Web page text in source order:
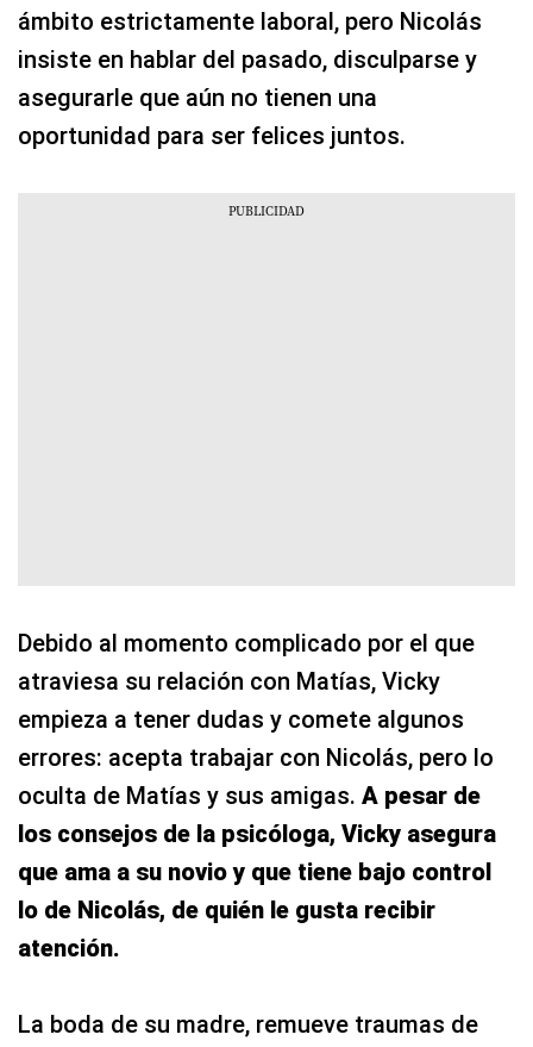
ámbito estrictamente laboral, pero Nicolás
insiste en hablar del pasado, disculparse y
asegurarle que aún no tienen una
oportunidad para ser felices juntos.
Debido al momento complicado por el que
atraviesa su relación con Matías, Vicky
empieza a tener dudas y comete algunos
errores: acepta trabajar con Nicolás, pero lo
oculta de Matías y sus amigas. A pesar de
los consejos de la psicóloga, Vicky asegura
que ama a su novio y que tiene bajo control
lo de Nicolás, de quién le gusta recibir
atención.
La boda de su madre, remueve traumas de